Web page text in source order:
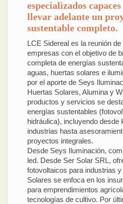
especializados capaces
llevar adelante un
sustentable completo.
LCE Sidereal es la reunión
empresas con el objetivo de
completa de energías
aguas, huertas solares e
por el aporte de Seys
Huertas Solares, Alumina y
productos y servicios se
energías sustentables
hidráulica), incluyendo desde
industrias hasta
proyectos integrales.
Desde Seys Iluminación,
led. Desde Ser Solar SRL,
fotovoltaicos para industrias
Solares se enfoca en los
para emprendimientos
tecnologías de cultivo. Por